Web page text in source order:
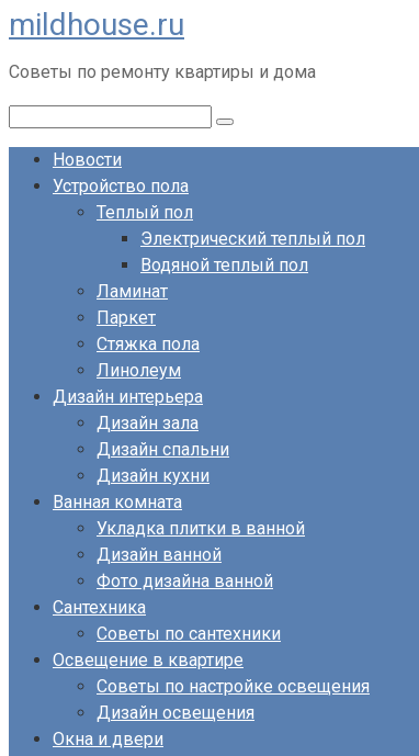
Перейти
к
контенту
mildhouse.ru
Советы по ремонту квартиры и дома
Новости
Устройство пола
Теплый пол
Электрический теплый пол
Водяной теплый пол
Ламинат
Паркет
Стяжка пола
Линолеум
Дизайн интерьера
Дизайн зала
Дизайн спальни
Дизайн кухни
Ванная комната
Укладка плитки в ванной
Дизайн ванной
Фото дизайна ванной
Сантехника
Советы по сантехники
Освещение в квартире
Советы по настройке освещения
Дизайн освещения
Окна и двери